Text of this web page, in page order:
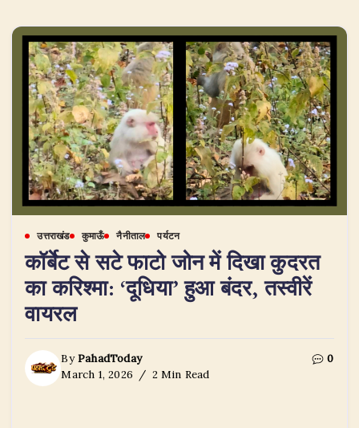
उत्तराखंड कुमाऊँ नैनीताल पर्यटन
कॉर्बेट से सटे फाटो जोन में दिखा कुदरत
का करिश्मा: ‘दूधिया’ हुआ बंदर, तस्वीरें
वायरल
ByPahadToday
March 1, 2026
2 Min Read
0